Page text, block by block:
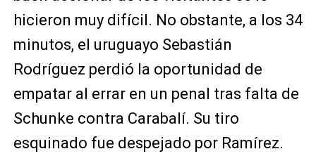
hicieron muy difícil. No obstante, a los 34
minutos, el uruguayo Sebastián
Rodríguez perdió la oportunidad de
empatar al errar en un penal tras falta de
Schunke contra Carabalí. Su tiro
esquinado fue despejado por Ramírez.